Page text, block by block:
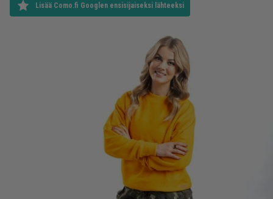
Lisää Como.fi Googlen ensisijaiseksi lähteeksi